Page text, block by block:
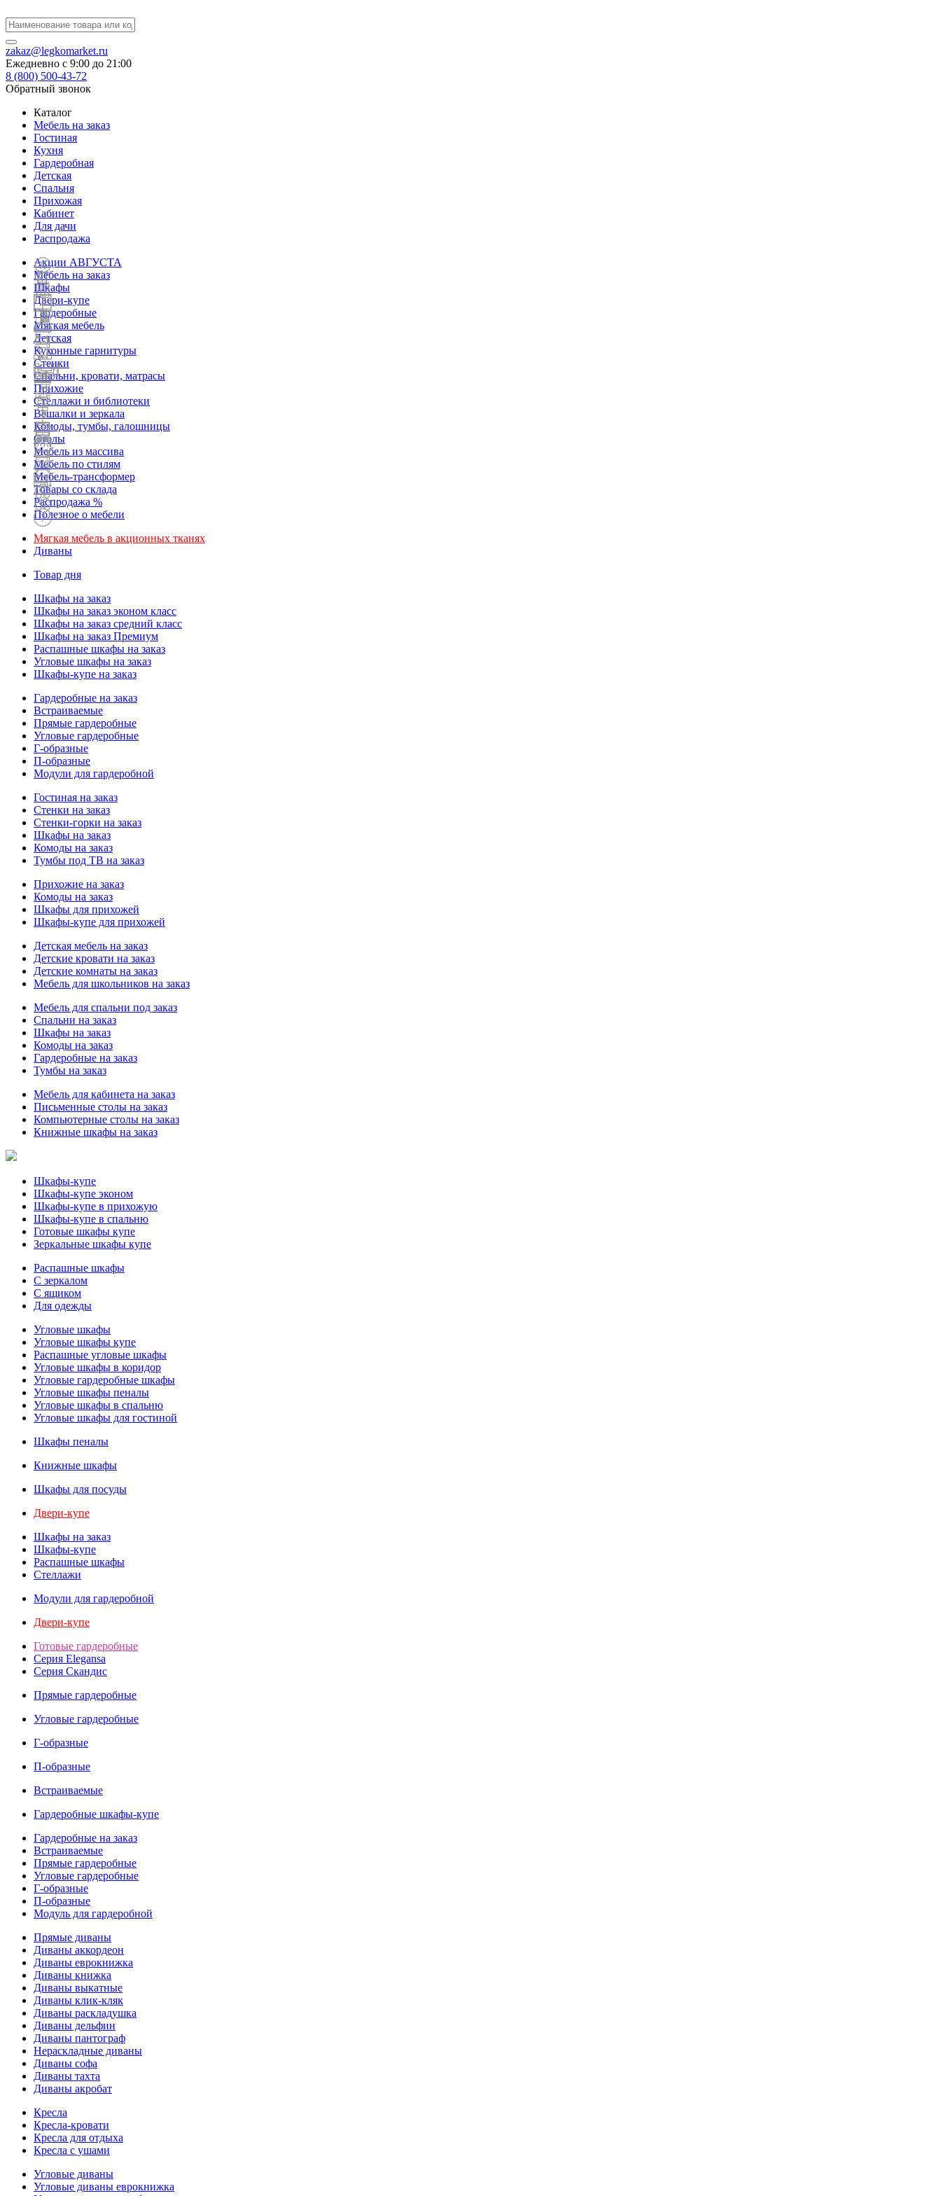
zakaz@legkomarket.ru
Ежедневно c 9:00 до 21:00
8 (800) 500-43-72
Обратный звонок
Каталог
Мебель на заказ
Гостиная
Кухня
Гардеробная
Детская
Спальня
Прихожая
Кабинет
Для дачи
Распродажа
Акции АВГУСТА
Мебель на заказ
Шкафы
Двери-купе
Гардеробные
Мягкая мебель
Детская
Кухонные гарнитуры
Стенки
Спальни, кровати, матрасы
Прихожие
Стеллажи и библиотеки
Вешалки и зеркала
Комоды, тумбы, галошницы
Столы
Мебель из массива
Мебель по стилям
Мебель-трансформер
Товары со склада
Распродажа %
Полезное о мебели
Мягкая мебель в акционных тканях
Диваны
Товар дня
Шкафы на заказ
Шкафы на заказ эконом класс
Шкафы на заказ средний класс
Шкафы на заказ Премиум
Распашные шкафы на заказ
Угловые шкафы на заказ
Шкафы-купе на заказ
Гардеробные на заказ
Встраиваемые
Прямые гардеробные
Угловые гардеробные
Г-образные
П-образные
Модули для гардеробной
Гостиная на заказ
Стенки на заказ
Стенки-горки на заказ
Шкафы на заказ
Комоды на заказ
Тумбы под ТВ на заказ
Прихожие на заказ
Комоды на заказ
Шкафы для прихожей
Шкафы-купе для прихожей
Детская мебель на заказ
Детские кровати на заказ
Детские комнаты на заказ
Мебель для школьников на заказ
Мебель для спальни под заказ
Спальни на заказ
Шкафы на заказ
Комоды на заказ
Гардеробные на заказ
Тумбы на заказ
Мебель для кабинета на заказ
Письменные столы на заказ
Компьютерные столы на заказ
Книжные шкафы на заказ
Шкафы-купе
Шкафы-купе эконом
Шкафы-купе в прихожую
Шкафы-купе в спальню
Готовые шкафы купе
Зеркальные шкафы купе
Распашные шкафы
С зеркалом
С ящиком
Для одежды
Угловые шкафы
Угловые шкафы купе
Распашные угловые шкафы
Угловые шкафы в коридор
Угловые гардеробные шкафы
Угловые шкафы пеналы
Угловые шкафы в спальню
Угловые шкафы для гостиной
Шкафы пеналы
Книжные шкафы
Шкафы для посуды
Двери-купе
Шкафы на заказ
Шкафы-купе
Распашные шкафы
Стеллажи
Модули для гардеробной
Двери-купе
Готовые гардеробные
Серия Elegansa
Серия Скандис
Прямые гардеробные
Угловые гардеробные
Г-образные
П-образные
Встраиваемые
Гардеробные шкафы-купе
Гардеробные на заказ
Встраиваемые
Прямые гардеробные
Угловые гардеробные
Г-образные
П-образные
Модуль для гардеробной
Прямые диваны
Диваны аккордеон
Диваны еврокнижка
Диваны книжка
Диваны выкатные
Диваны клик-кляк
Диваны раскладушка
Диваны дельфин
Диваны пантограф
Нераскладные диваны
Диваны софа
Диваны тахта
Диваны акробат
Кресла
Кресла-кровати
Кресла для отдыха
Кресла с ушами
Угловые диваны
Угловые диваны еврокнижка